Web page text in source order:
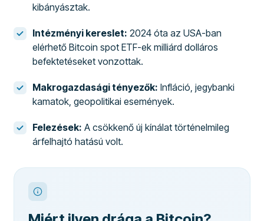
kibányásztak.
Intézményi kereslet: 2024 óta az USA-ban
elérhető Bitcoin spot ETF-ek milliárd dolláros
befektetéseket vonzottak.
Makrogazdasági tényezők: Infláció, jegybanki
kamatok, geopolitikai események.
Felezések: A csökkenő új kínálat történelmileg
árfelhajtó hatású volt.